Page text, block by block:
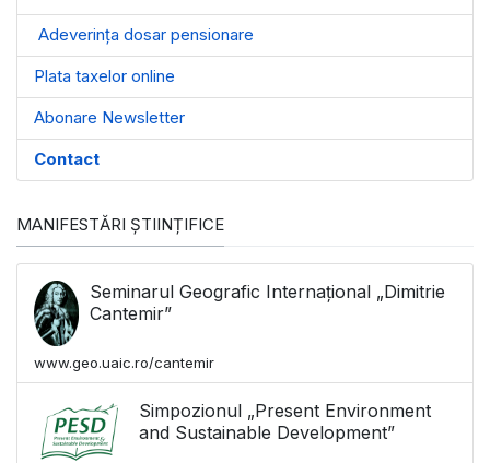
Adeverința dosar pensionare
Plata taxelor online
Abonare Newsletter
Contact
MANIFESTĂRI ȘTIINȚIFICE
Seminarul Geografic Internațional „Dimitrie
Cantemir”
www.geo.uaic.ro/cantemir
Simpozionul „Present Environment
and Sustainable Development”